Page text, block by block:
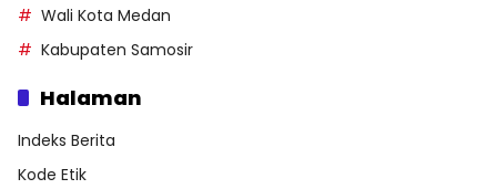
Wali Kota Medan
Kabupaten Samosir
Halaman
Indeks Berita
Kode Etik